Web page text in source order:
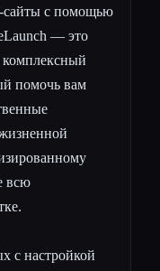
сайты с помощью
— это
комплексный
помочь вам
всю
с настройкой